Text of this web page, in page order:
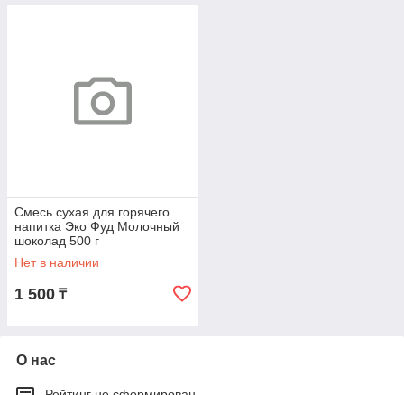
Смесь сухая для горячего
напитка Эко Фуд Молочный
шоколад 500 г
Нет в наличии
1 500 ₸
О нас